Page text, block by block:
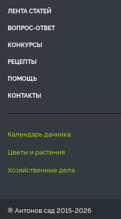
ЛЕНТА СТАТЕЙ
ВОПРОС-ОТВЕТ
КОНКУРСЫ
РЕЦЕПТЫ
ПОМОЩЬ
КОНТАКТЫ
календарь дачника
цветы и растения
хозяйственные дела
® Антонов сад 2015-2026